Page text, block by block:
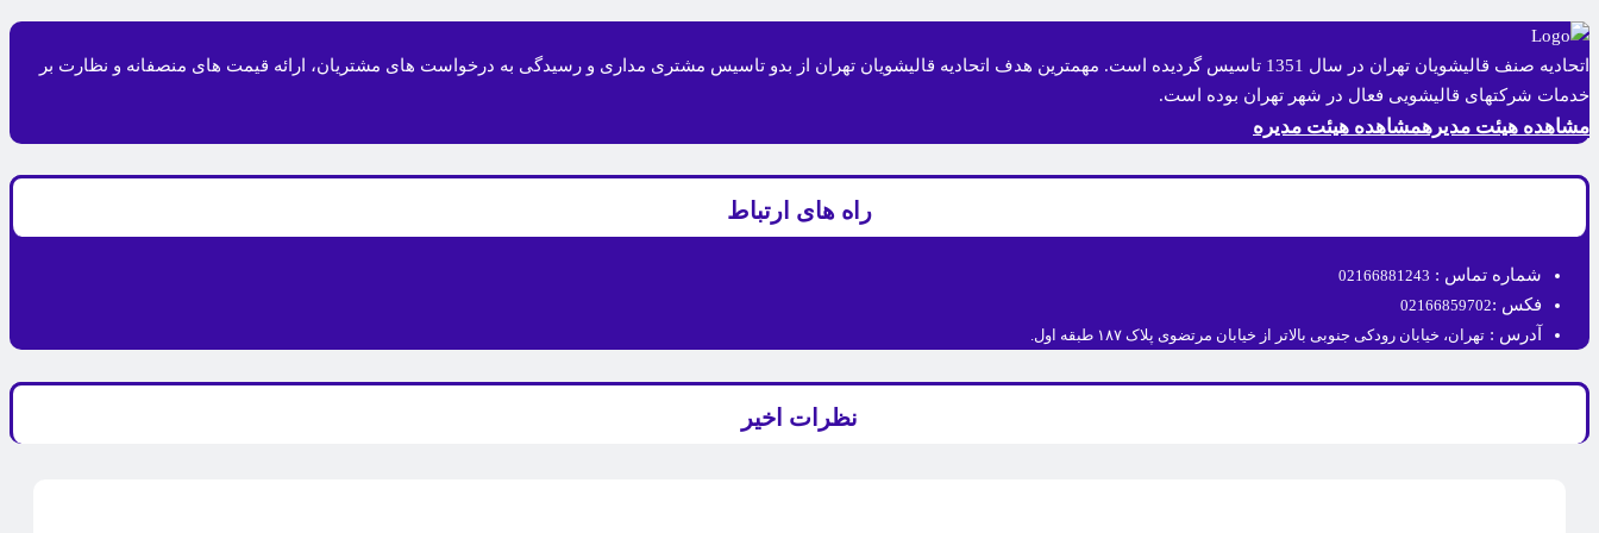
اتحادیه صنف قالیشویان تهران در سال 1351 تاسیس گردیده است. مهمترین هدف اتحادیه قالیشویان تهران از بدو تاسیس مشتری مداری و رسیدگی به درخواست های مشتریان، ارائه قیمت های منصفانه و نظارت بر
خدمات شرکتهای قالیشویی فعال در شهر تهران بوده است.
مشاهده هیئت مدیرهمشاهده هیئت مدیره
راه های ارتباط
شماره تماس : 02166881243
فکس :02166859702
آدرس : تهران، خیابان رودکی جنوبی بالاتر از خیابان مرتضوی پلاک ۱۸۷ طبقه اول.
نظرات اخیر